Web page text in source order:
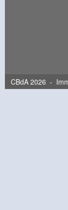
CBdA 2026 -